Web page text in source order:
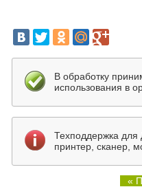
В обработку
использования в
Техподдержка для
принтер, сканер,
«